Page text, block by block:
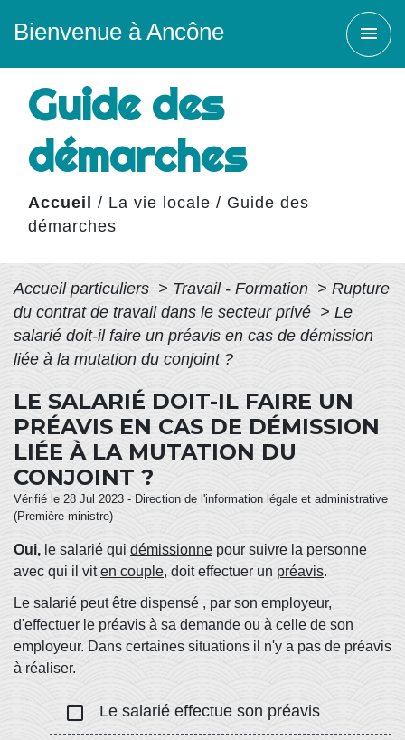
Bienvenue à Ancône menu
Guide des
démarches
Accueil / La vie locale / Guide des
démarches
Accueil particuliers > Travail - Formation > Rupture
du contrat de travail dans le secteur privé > Le
salarié doit-il faire un préavis en cas de démission
liée à la mutation du conjoint ?
LE SALARIÉ DOIT-IL FAIRE UN
PRÉAVIS EN CAS DE DÉMISSION
LIÉE À LA MUTATION DU
CONJOINT ?
Vérifié le 28 Jul 2023 - Direction de l'information légale et administrative
(Première ministre)
Oui, le salarié qui démissionne pour suivre la personne
avec qui il viten couple, doit effectuer un préavis.
Le salarié peut être dispensé , par son employeur,
d'effectuer le préavis à sa demande ou à celle de son
employeur. Dans certaines situations il n'y a pas de préavis
à réaliser.
check_box_outline_blank Le salarié effectue son préavis